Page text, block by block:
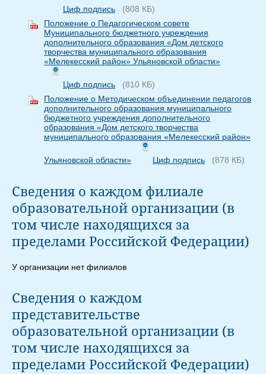
Циф.подпись
(808 КБ)
Положение о Педагогическом совете
Муниципального бюджетного учреждения
дополнительного образования «Дом детского
творчества муниципального образования
«Мелекесский район» Ульяновской области»
Циф.подпись
(810 КБ)
Положение о Методическом объединении педагогов
дополнительного образования муниципального
бюджетного учреждения дополнительного
образования «Дом детского творчества
муниципального образования «Мелекесский район»
Ульяновской области» Циф.подпись (878 КБ)
Сведения о каждом филиале
образовательной организации (в
том числе находящихся за
пределами Российской Федерации)
У организации нет филиалов
Сведения о каждом
представительстве
образовательной организации (в
том числе находящихся за
пределами Российской Федерации)